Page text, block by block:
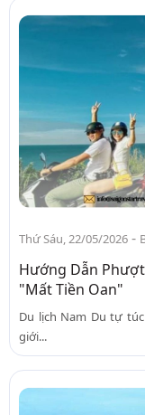
Thứ Sáu, 22/05/2026 -
Hướng Dẫn
"Mất Tiền Oan"
Du lịch Nam Du tự
giới...